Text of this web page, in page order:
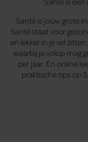
Santé is jouw grote
Santé staat voor
en lekker in je vel
waarbij je volop mag
per jaar. En online
praktische tips op